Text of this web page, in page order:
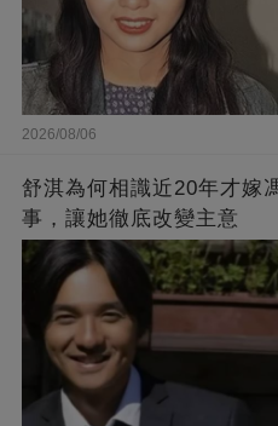
2026/08/06
舒淇為何相識近20年才嫁
事，讓她徹底改變主意